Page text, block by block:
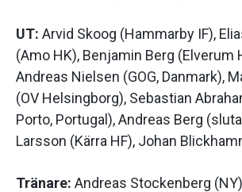
UT: Arvid Skoog (Hammarby IF),
(Amo HK), Benjamin Berg (Elverum
Andreas Nielsen (GOG, Danmark),
(OV Helsingborg), Sebastian
Porto, Portugal), Andreas Berg
Larsson (Kärra HF), Johan
Tränare: Andreas Stockenberg (NY)